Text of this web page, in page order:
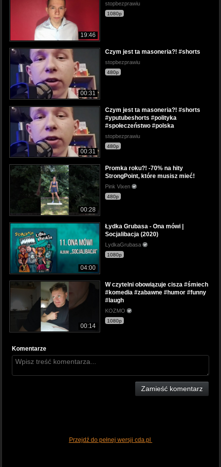
19:46
stopbezprawiu
1080p
00:31
Czym jest ta masoneria?! #shorts
stopbezprawiu
480p
00:31
Czym jest ta masoneria?! #shorts
#yputubeshorts #polityka
#społeczeństwo #polska
stopbezprawiu
480p
00:28
Promka roku?! -70% na hity
StrongPoint, które musisz mieć!
Pink Vixen
480p
04:00
Łydka Grubasa - Ona mówi |
Socjalibacja (2020)
LydkaGrubasa
1080p
00:14
W czytelni obowiązuje cisza #śmiech
#komedia #zabawne #humor #funny
#laugh
KOZMO
1080p
Komentarze
Zamieść komentarz
Przejdź do pełnej wersji cda.pl